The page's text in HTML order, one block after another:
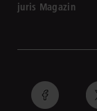
juris Magazin